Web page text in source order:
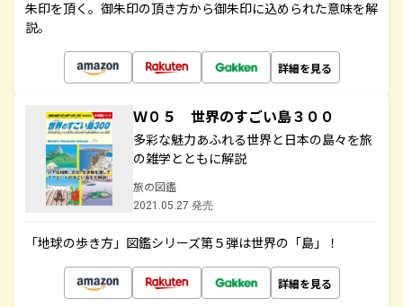
朱印を頂く。御朱印の頂き方から御朱印に込められた意味を解
説。
詳細を見る
Ｗ０５ 世界のすごい島３００
多彩な魅力あふれる世界と日本の島々を旅
の雑学とともに解説
旅の図鑑
2021.05.27 発売
「地球の歩き方」図鑑シリーズ第５弾は世界の「島」！
詳細を見る